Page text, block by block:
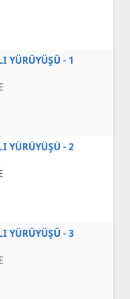
YÜRÜYÜŞÜ - 1
YÜRÜYÜŞÜ - 2
YÜRÜYÜŞÜ - 3